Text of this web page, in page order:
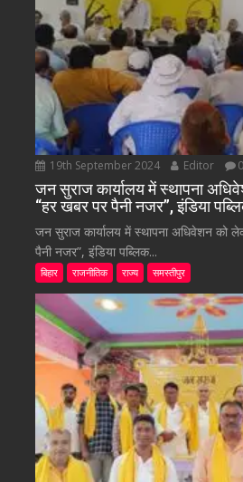
19th September 2024 Editor 0
जन सुराज कार्यालय में स्थापना
“हर खबर पर पैनी नजर”, इंडिया
जन सुराज कार्यालय में स्थापना अधिवेशन को
पैनी नजर”, इंडिया पब्लिक...
बिहार राजनीतिक राज्य समस्तीपुर